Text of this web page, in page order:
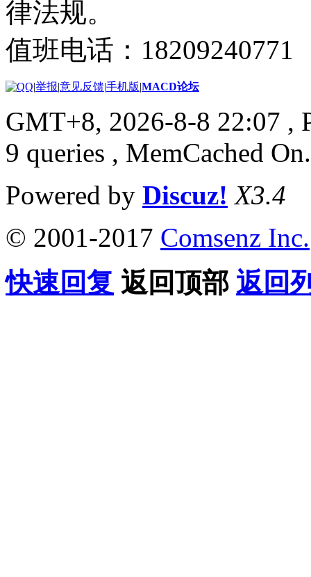
律法规。
值班电话：
|举报|意见反馈|手机版|MACD论坛
GMT+8, 2026-8-8 22:07 ,
9 queries , MemCached On.
Powered by Discuz! X3.4
© 2001-2017 Comsenz Inc.
快速回复 返回顶部 返回